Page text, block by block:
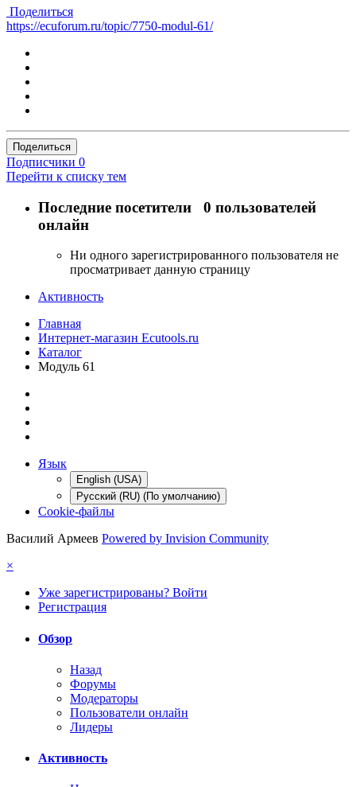
Поделиться
https://ecuforum.ru/topic/7750-modul-61/
Поделиться
Подписчики 0
Перейти к списку тем
Последние посетители 0 пользователей
онлайн
Ни одного зарегистрированного пользователя не
просматривает данную страницу
Активность
Главная
Интернет-магазин Ecutools.ru
Каталог
Модуль 61
Язык
English (USA)
Русский (RU) (По умолчанию)
Cookie-файлы
Василий Армеев Powered by Invision Community
×
Уже зарегистрированы? Войти
Регистрация
Обзор
Назад
Форумы
Модераторы
Пользователи онлайн
Лидеры
Активность